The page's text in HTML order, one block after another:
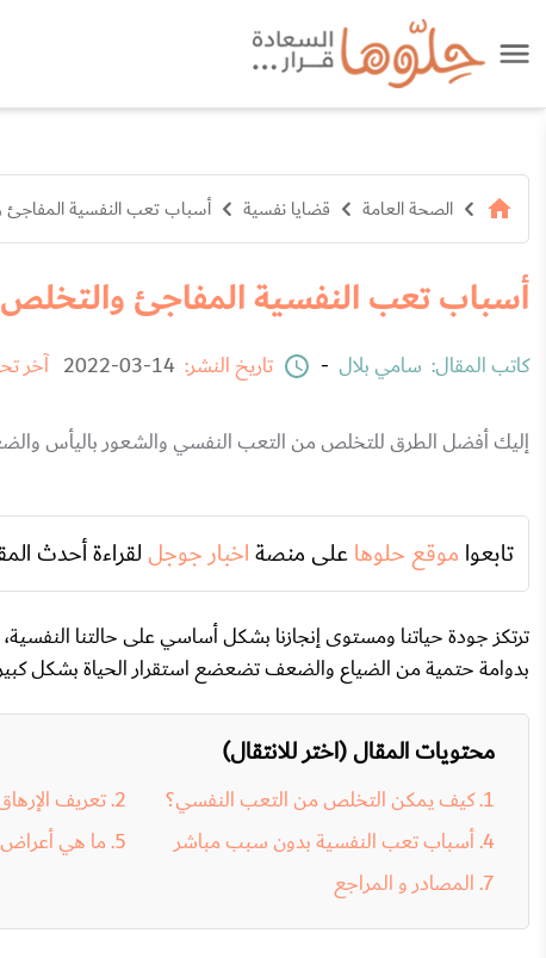
الصحة العامة قضايا نفسية أسباب تعب النفسية
أسباب تعب النفسية المفاجئ
كاتب المقال: سامي بلال - تاريخ النشر: 14-03-2022 آخر
إليك أفضل الطرق للتخلص من التعب النفسي والشعور باليأس
تابعوا موقع حلوهاعلى منصةاخبار جوجل لقراءة أحدث
ترتكز جودة حياتنا ومستوى إنجازنا بشكل أساسي على حالتنا
بدوامة حتمية من الضياع والضعف تضعضع استقرار الحياة بشكل
محتويات المقال (اختر للانتقال)
كيف يمكن التخلص من التعب النفسي؟ تعريف
أسباب تعب النفسية بدون سبب مباشر
ما هي
المصادر و المراجع